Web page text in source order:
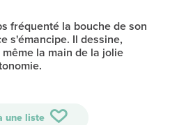
fréquenté la bouche de son
s'émancipe. Il dessine,
la main de la jolie
une liste